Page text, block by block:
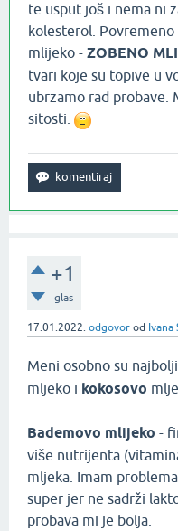
te usput još i nema ni
kolesterol.
mlijeko - ZOBENO
tvari koje su topive u
ubrzamo rad probave.
sitosti.
+1
glas
17.01.2022. odgovor od
Meni osobno su najbolji
mljeko i kokosovo
Bademovo mlijeko -
više nutrijenta
mljeka. Imam
super jer ne sadrži
probava mi je bolja.